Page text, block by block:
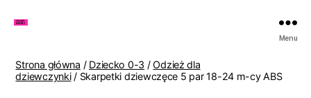
Lenki
Menu
Strona główna / Dziecko 0-3 /Odzież dla
dziewczynki/ Skarpetki dziewczęce 5 par 18-24 m-cy ABS